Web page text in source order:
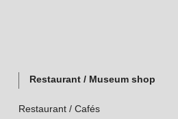
Restaurant / Museum shop
Restaurant / Cafés